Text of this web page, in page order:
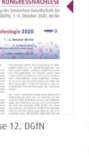
12. DGfN